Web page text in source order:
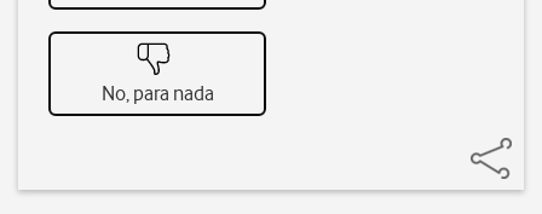
No, para nada